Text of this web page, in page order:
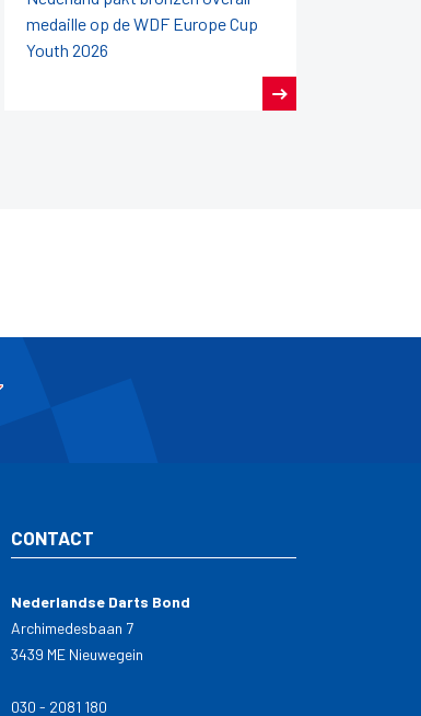
medaille op de WDF Europe Cup
Youth 2026
CONTACT
Nederlandse Darts Bond
Archimedesbaan 7
3439 ME Nieuwegein
030 - 2081 180